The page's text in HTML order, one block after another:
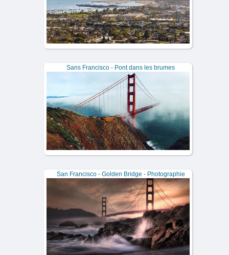
Sans Francisco - Pont dans les brumes
San Francisco - Golden Bridge - Photographie